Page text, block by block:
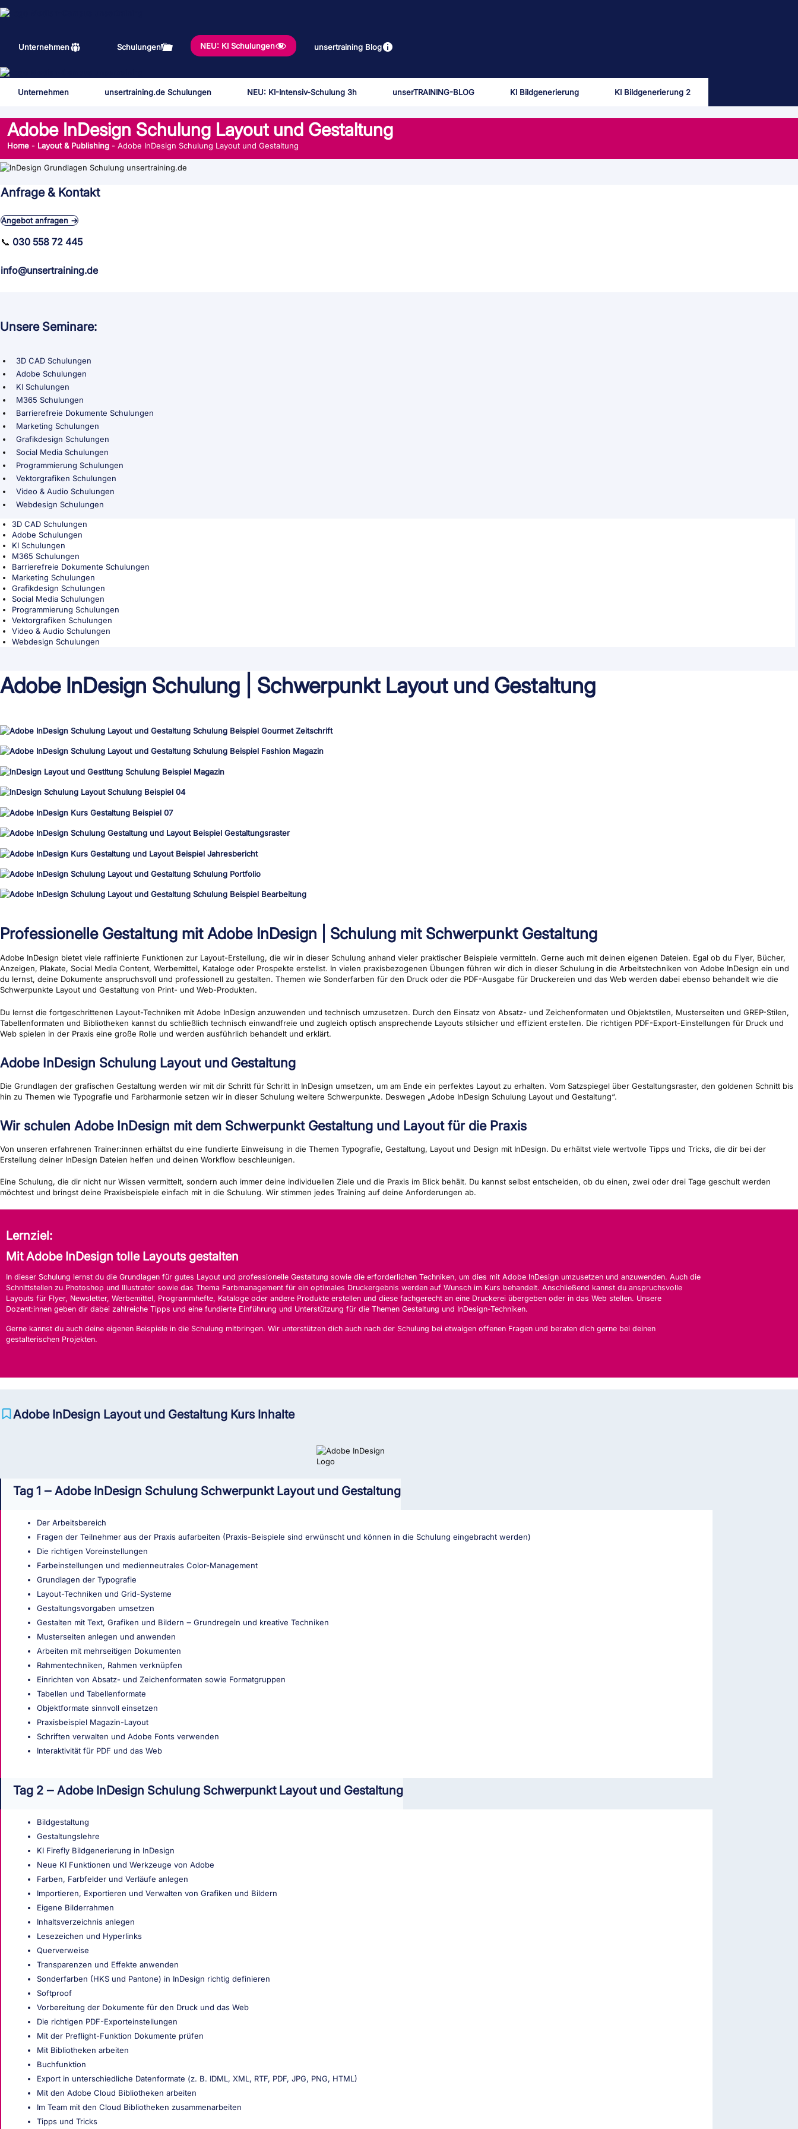
Inhalt
Unternehmen Schulungen NEU: KI Schulungen unsertraining Blog
Unternehmen unsertraining.de Schulungen NEU: KI-Intensiv-Schulung 3h unserTRAINING-BLOG KI Bildgenerierung KI Bildgenerierung 2
Adobe InDesign Schulung Layout und Gestaltung
Home - Layout & Publishing - Adobe InDesign Schulung Layout und Gestaltung
Anfrage & Kontakt
Angebot anfragen →
📞 030 558 72 445
info@unsertraining.de
Unsere Seminare:
3D CAD Schulungen
Adobe Schulungen
KI Schulungen
M365 Schulungen
Barrierefreie Dokumente Schulungen
Marketing Schulungen
Grafikdesign Schulungen
Social Media Schulungen
Programmierung Schulungen
Vektorgrafiken Schulungen
Video & Audio Schulungen
Webdesign Schulungen
3D CAD Schulungen
Adobe Schulungen
KI Schulungen
M365 Schulungen
Barrierefreie Dokumente Schulungen
Marketing Schulungen
Grafikdesign Schulungen
Social Media Schulungen
Programmierung Schulungen
Vektorgrafiken Schulungen
Video & Audio Schulungen
Webdesign Schulungen
Adobe InDesign Schulung | Schwerpunkt Layout und Gestaltung
Professionelle Gestaltung mit Adobe InDesign | Schulung mit Schwerpunkt Gestaltung
Adobe InDesign bietet viele raffinierte Funktionen zur Layout-Erstellung, die wir in dieser Schulung anhand vieler praktischer Beispiele vermitteln. Gerne auch mit deinen eigenen Dateien. Egal ob du Flyer, Bücher,
Anzeigen, Plakate, Social Media Content, Werbemittel, Kataloge oder Prospekte erstellst. In vielen praxisbezogenen Übungen führen wir dich in dieser Schulung in die Arbeitstechniken von Adobe InDesign ein und
du lernst, deine Dokumente anspruchsvoll und professionell zu gestalten. Themen wie Sonderfarben für den Druck oder die PDF-Ausgabe für Druckereien und das Web werden dabei ebenso behandelt wie die
Schwerpunkte Layout und Gestaltung von Print- und Web-Produkten.
Du lernst die fortgeschrittenen Layout-Techniken mit Adobe InDesign anzuwenden und technisch umzusetzen. Durch den Einsatz von Absatz- und Zeichenformaten und Objektstilen, Musterseiten und GREP-Stilen,
Tabellenformaten und Bibliotheken kannst du schließlich technisch einwandfreie und zugleich optisch ansprechende Layouts stilsicher und effizient erstellen. Die richtigen PDF-Export-Einstellungen für Druck und
Web spielen in der Praxis eine große Rolle und werden ausführlich behandelt und erklärt.
Adobe InDesign Schulung Layout und Gestaltung
Die Grundlagen der grafischen Gestaltung werden wir mit dir Schritt für Schritt in InDesign umsetzen, um am Ende ein perfektes Layout zu erhalten. Vom Satzspiegel über Gestaltungsraster, den goldenen Schnitt bis
hin zu Themen wie Typografie und Farbharmonie setzen wir in dieser Schulung weitere Schwerpunkte. Deswegen „Adobe InDesign Schulung Layout und Gestaltung“.
Wir schulen Adobe InDesign mit dem Schwerpunkt Gestaltung und Layout für die Praxis
Von unseren erfahrenen Trainer:innen erhältst du eine fundierte Einweisung in die Themen Typografie, Gestaltung, Layout und Design mit InDesign. Du erhältst viele wertvolle Tipps und Tricks, die dir bei der
Erstellung deiner InDesign Dateien helfen und deinen Workflow beschleunigen.
Eine Schulung, die dir nicht nur Wissen vermittelt, sondern auch immer deine individuellen Ziele und die Praxis im Blick behält. Du kannst selbst entscheiden, ob du einen, zwei oder drei Tage geschult werden
möchtest und bringst deine Praxisbeispiele einfach mit in die Schulung. Wir stimmen jedes Training auf deine Anforderungen ab.
Lernziel:
Mit Adobe InDesign tolle Layouts gestalten
In dieser Schulung lernst du die Grundlagen für gutes Layout und professionelle Gestaltung sowie die erforderlichen Techniken, um dies mit Adobe InDesign umzusetzen und anzuwenden. Auch die
Schnittstellen zu Photoshop und Illustrator sowie das Thema Farbmanagement für ein optimales Druckergebnis werden auf Wunsch im Kurs behandelt. Anschließend kannst du anspruchsvolle
Layouts für Flyer, Newsletter, Werbemittel, Programmhefte, Kataloge oder andere Produkte erstellen und diese fachgerecht an eine Druckerei übergeben oder in das Web stellen. Unsere
Dozent:innen geben dir dabei zahlreiche Tipps und eine fundierte Einführung und Unterstützung für die Themen Gestaltung und InDesign-Techniken.
Gerne kannst du auch deine eigenen Beispiele in die Schulung mitbringen. Wir unterstützen dich auch nach der Schulung bei etwaigen offenen Fragen und beraten dich gerne bei deinen
gestalterischen Projekten.
Adobe InDesign Layout und Gestaltung Kurs Inhalte
Tag 1 ‒ Adobe InDesign Schulung Schwerpunkt Layout und Gestaltung
Der Arbeitsbereich
Fragen der Teilnehmer aus der Praxis aufarbeiten (Praxis-Beispiele sind erwünscht und können in die Schulung eingebracht werden)
Die richtigen Voreinstellungen
Farbeinstellungen und medienneutrales Color-Management
Grundlagen der Typografie
Layout-Techniken und Grid-Systeme
Gestaltungsvorgaben umsetzen
Gestalten mit Text, Grafiken und Bildern ‒ Grundregeln und kreative Techniken
Musterseiten anlegen und anwenden
Arbeiten mit mehrseitigen Dokumenten
Rahmentechniken, Rahmen verknüpfen
Einrichten von Absatz- und Zeichenformaten sowie Formatgruppen
Tabellen und Tabellenformate
Objektformate sinnvoll einsetzen
Praxisbeispiel Magazin-Layout
Schriften verwalten und Adobe Fonts verwenden
Interaktivität für PDF und das Web
Tag 2 ‒ Adobe InDesign Schulung Schwerpunkt Layout und Gestaltung
Bildgestaltung
Gestaltungslehre
KI Firefly Bildgenerierung in InDesign
Neue KI Funktionen und Werkzeuge von Adobe
Farben, Farbfelder und Verläufe anlegen
Importieren, Exportieren und Verwalten von Grafiken und Bildern
Eigene Bilderrahmen
Inhaltsverzeichnis anlegen
Lesezeichen und Hyperlinks
Querverweise
Transparenzen und Effekte anwenden
Sonderfarben (HKS und Pantone) in InDesign richtig definieren
Softproof
Vorbereitung der Dokumente für den Druck und das Web
Die richtigen PDF-Exporteinstellungen
Mit der Preflight-Funktion Dokumente prüfen
Mit Bibliotheken arbeiten
Buchfunktion
Export in unterschiedliche Datenformate (z. B. IDML, XML, RTF, PDF, JPG, PNG, HTML)
Mit den Adobe Cloud Bibliotheken arbeiten
Im Team mit den Cloud Bibliotheken zusammenarbeiten
Tipps und Tricks